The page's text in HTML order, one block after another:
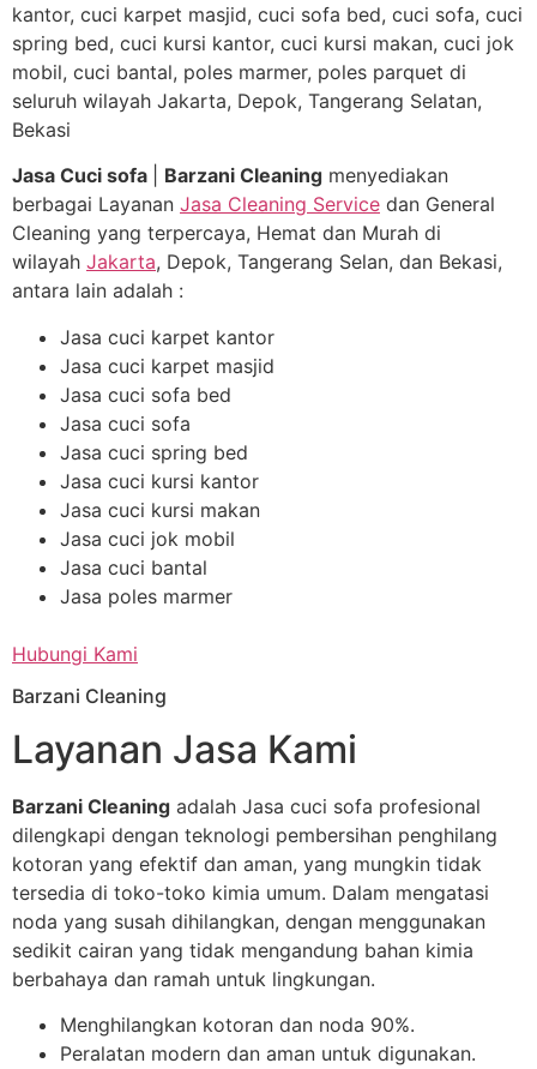
kantor, cuci karpet masjid, cuci sofa bed, cuci sofa, cuci
spring bed, cuci kursi kantor, cuci kursi makan, cuci jok
mobil, cuci bantal, poles marmer, poles parquet di
seluruh wilayah Jakarta, Depok, Tangerang Selatan,
Bekasi
Jasa Cuci sofa
Barzani Cleaning menyediakan
berbagai Layanan Jasa Cleaning Service dan General
Cleaning yang terpercaya, Hemat dan Murah di
wilayah Jakarta, Depok, Tangerang Selan, dan Bekasi,
antara lain adalah :
Jasa cuci karpet kantor
Jasa cuci karpet masjid
Jasa cuci sofa bed
Jasa cuci sofa
Jasa cuci spring bed
Jasa cuci kursi kantor
Jasa cuci kursi makan
Jasa cuci jok mobil
Jasa cuci bantal
Jasa poles marmer
Hubungi Kami
Barzani Cleaning
Layanan Jasa Kami
Barzani Cleaning adalah Jasa cuci sofa profesional
dilengkapi dengan teknologi pembersihan penghilang
kotoran yang efektif dan aman, yang mungkin tidak
tersedia di toko-toko kimia umum. Dalam mengatasi
noda yang susah dihilangkan, dengan menggunakan
sedikit cairan yang tidak mengandung bahan kimia
berbahaya dan ramah untuk lingkungan.
Menghilangkan kotoran dan noda 90%.
Peralatan modern dan aman untuk digunakan.